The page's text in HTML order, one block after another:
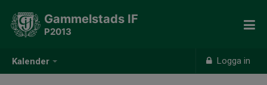
Kalender Logga in
Gammelstads IF
P2013